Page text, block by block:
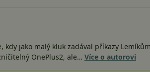
kdy jako malý kluk zadával příkazy
OnePlus2, ale… Více o autorovi